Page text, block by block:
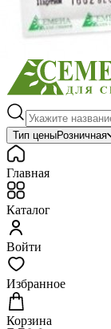
Средства
Обустройство
Тип ценыРозничная
Главная
Каталог
Войти
Избранное
Корзина